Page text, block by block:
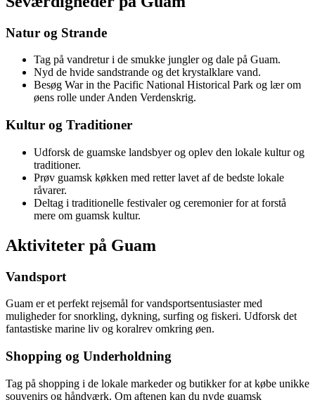
Natur og Strande
Tag på vandretur i de smukke jungler og dale på Guam.
Nyd de hvide sandstrande og det krystalklare vand.
Besøg War in the Pacific National Historical Park og lær om
øens rolle under Anden Verdenskrig.
Kultur og Traditioner
Udforsk de guamske landsbyer og oplev den lokale kultur og
traditioner.
Prøv guamsk køkken med retter lavet af de bedste lokale
råvarer.
Deltag i traditionelle festivaler og ceremonier for at forstå
mere om guamsk kultur.
Aktiviteter på Guam
Vandsport
Guam er et perfekt rejsemål for vandsportsentusiaster med
muligheder for snorkling, dykning, surfing og fiskeri. Udforsk det
fantastiske marine liv og koralrev omkring øen.
Shopping og Underholdning
Tag på shopping i de lokale markeder og butikker for at købe unikke
souvenirs og håndværk. Om aftenen kan du nyde guamsk